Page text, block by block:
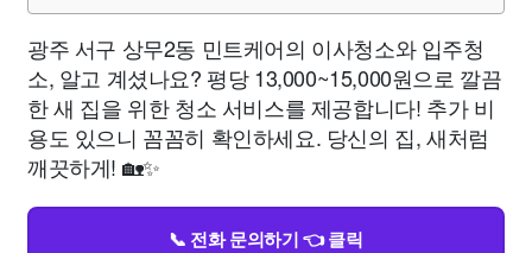
광주 서구 상무2동 민트케어의 이사청소와 입주청
소, 알고 계셨나요? 평당 13,000~15,000원으로 깔끔
한 새 집을 위한 청소 서비스를 제공합니다! 추가 비
용도 있으니 꼼꼼히 확인하세요. 당신의 집, 새처럼
깨끗하게! 🏡✨
📞 전화 문의하기 👈 클릭